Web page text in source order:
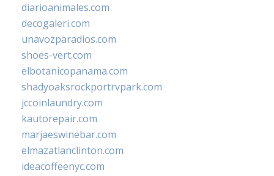
diarioanimales.com
decogaleri.com
unavozparadios.com
shoes-vert.com
elbotanicopanama.com
shadyoaksrockportrvpark.com
jccoinlaundry.com
kautorepair.com
marjaeswinebar.com
elmazatlanclinton.com
ideacoffeenyc.com